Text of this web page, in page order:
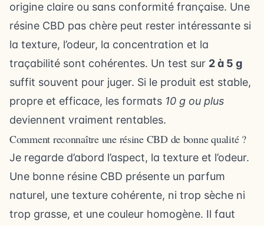
origine claire ou sans conformité française. Une
résine CBD pas chère peut rester intéressante si
la texture, l’odeur, la concentration et la
traçabilité sont cohérentes. Un test sur 2 à 5 g
suffit souvent pour juger. Si le produit est stable,
propre et efficace, les formats 10 g ou plus
deviennent vraiment rentables.
Comment reconnaître une résine CBD de bonne qualité ?
Je regarde d’abord l’aspect, la texture et l’odeur.
Une bonne résine CBD présente un parfum
naturel, une texture cohérente, ni trop sèche ni
trop grasse, et une couleur homogène. Il faut